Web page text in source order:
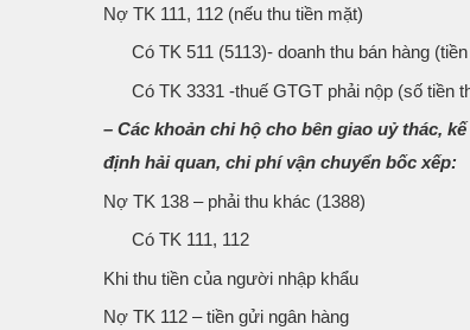
Nợ TK 111, 112 (nếu thu tiền mặt)
Có TK 511 (5113)- doanh thu bán hàng (tiền
Có TK 3331 -thuế GTGT phải nộp (số tiền
– Các khoản chi hộ cho bên giao uỷ thác,
định hải quan, chi phí vận chuyển bốc xếp:
Nợ TK 138 – phải thu khác (1388)
Có TK 111, 112
Khi thu tiền của người nhập khẩu
Nợ TK 112 – tiền gửi ngân hàng